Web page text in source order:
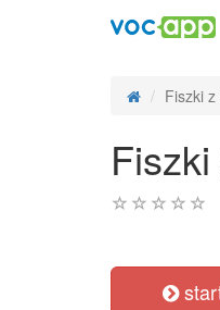
Fiszki